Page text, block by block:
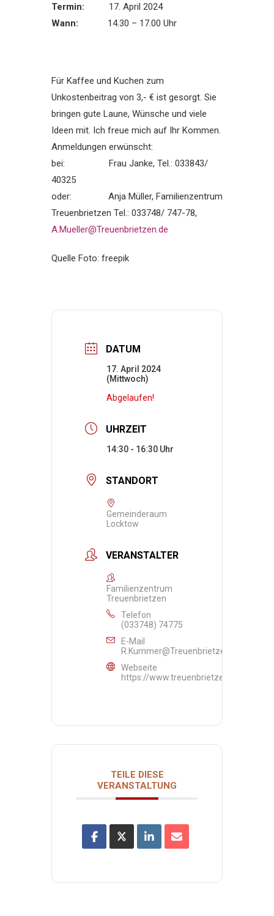
Termin: 17. April 2024
Wann: 14.30 – 17.00 Uhr
Für Kaffee und Kuchen zum
Unkostenbeitrag von 3,- € ist gesorgt. Sie
bringen gute Laune, Wünsche und viele
Ideen mit. Ich freue mich auf Ihr Kommen.
Anmeldungen erwünscht:
bei: Frau Janke, Tel.: 033843/
40325
oder: Anja Müller, Familienzentrum
Treuenbrietzen Tel.: 033748/ 747-78,
A.Mueller@Treuenbrietzen.de
Quelle Foto: freepik
DATUM
17. April 2024
(Mittwoch)
Abgelaufen!
UHRZEIT
14:30 - 16:30
STANDORT
Gemeinderaum
Locktow
VERANSTALTER
Familienzentrum
Treuenbrietzen
Telefon
(033748) 74775
E-Mail
R.Kummer@Treuenbrietzen.de
Webseite
https://www.treuenbrietzen.de/seite/
TEILE DIESE
VERANSTALTUNG